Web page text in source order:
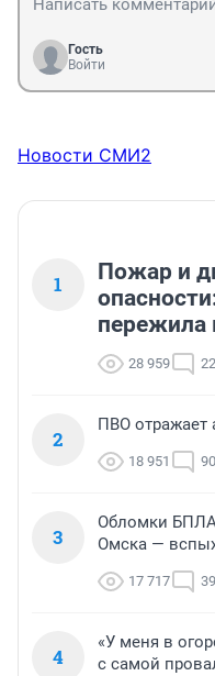
Гость
Войти
Новости СМИ2
1
Пожар и
пережила
28 959 22
2
ПВО отражает
18 951 90
3
Обломки БПЛА
Омска —
17 717 39
4
«У меня в
с самой